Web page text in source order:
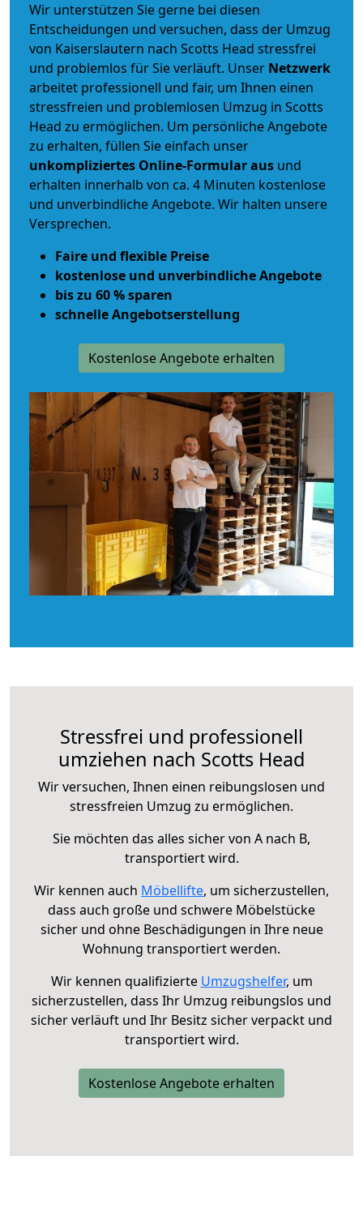
Wir unterstützen Sie gerne bei diesen
Entscheidungen und versuchen, dass der Umzug
von Kaiserslautern nach Scotts Head stressfrei
und problemlos für Sie verläuft. Unser Netzwerk
arbeitet professionell und fair, um Ihnen einen
stressfreien und problemlosen Umzug in Scotts
Head zu ermöglichen. Um persönliche Angebote
zu erhalten, füllen Sie einfach unser
unkompliziertes Online-Formular aus und
erhalten innerhalb von ca. 4 Minuten kostenlose
und unverbindliche Angebote. Wir halten unsere
Versprechen.
Faire und flexible Preise
kostenlose und unverbindliche Angebote
bis zu 60 % sparen
schnelle Angebotserstellung
Kostenlose Angebote erhalten
Stressfrei und professionell
umziehen nach Scotts Head
Wir versuchen, Ihnen einen reibungslosen und
stressfreien Umzug zu ermöglichen.
Sie möchten das alles sicher von A nach B,
transportiert wird.
Wir kennen auch Möbellifte, um sicherzustellen,
dass auch große und schwere Möbelstücke
sicher und ohne Beschädigungen in Ihre neue
Wohnung transportiert werden.
Wir kennen qualifizierte Umzugshelfer, um
sicherzustellen, dass Ihr Umzug reibungslos und
sicher verläuft und Ihr Besitz sicher verpackt und
transportiert wird.
Kostenlose Angebote erhalten